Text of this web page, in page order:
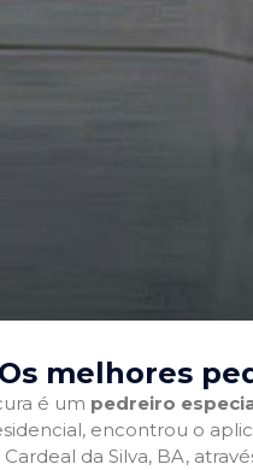
Os melhores
é um pedreiro
encontrou o
da Silva, BA,